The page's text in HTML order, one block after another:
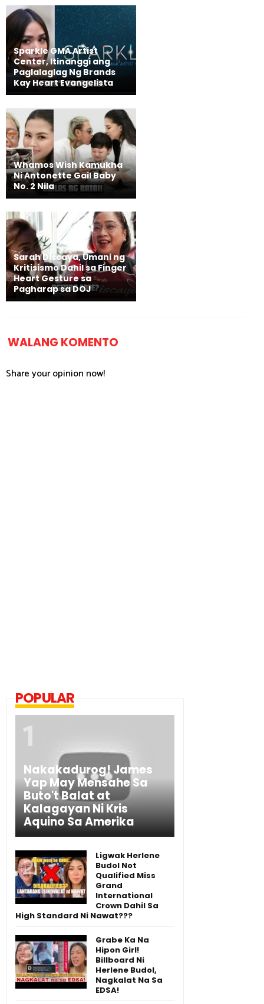
Sparkle GMA Artist
Center, Itinanggi ang
Paglalaglag Ng Brands
Kay Heart Evangelista
Whamos Wish Kamukha
Ni Antonette Gail Baby
No. 2 Nila
Sarah Discaya, Umani ng
Kritisismo Dahil sa Finger
Heart Gesture sa
Pagharap sa DOJ
WALANG KOMENTO
Share your opinion now!
POPULAR
Nakakadurog! James
Yap May Mensahe Sa
Buto't Balat at
Kalagayan Ni Kris
Aquino Sa Amerika
Ligwak Herlene
Budol Not
Qualified Miss
Grand
International
Crown Dahil Sa
High Standard Ni Nawat???
Grabe Ka Na
Hipon Girl!
Billboard Ni
Herlene Budol,
Nagkalat Na Sa
EDSA!